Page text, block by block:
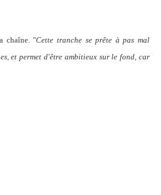
chaîne. "Cette tranche se prête à pas mal
et permet d'être ambitieux sur le fond, car